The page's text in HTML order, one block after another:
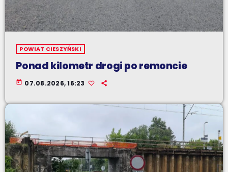
POWIAT CIESZYŃSKI
Ponad kilometr drogi po remoncie
today 07.08.2026, 16:23